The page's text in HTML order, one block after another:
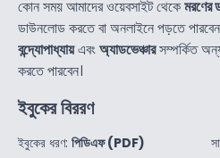
কোন সময় আমাদের ওয়েবসাইট থেকেমরণের
ডাউনলোড করতে বা অনলাইনে পড়তে
বন্দ্যোপাধ্যায়এবংঅ্যাডভেঞ্চারসম্পর্কিত
করতে পারবেন।
ইবুকের বিররণ
ইবুকের ধরণ: পিডিএফ (PDF)